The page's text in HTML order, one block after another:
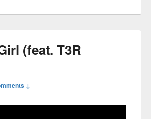
(feat. T3R
↓